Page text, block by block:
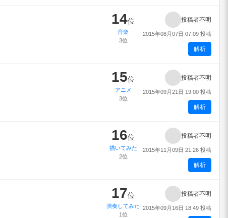
14位
音楽
3位
投稿者不明
2015年08月07日 07:09 投稿
解析
15位
アニメ
3位
投稿者不明
2015年09月21日 19:00 投稿
解析
16位
描いてみた
2位
投稿者不明
2015年11月09日 21:26 投稿
解析
17位
演奏してみた
1位
投稿者不明
2015年09月16日 18:49 投稿